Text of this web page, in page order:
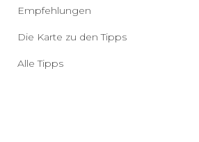
Empfehlungen
Die Karte zu den Tipps
Alle Tipps